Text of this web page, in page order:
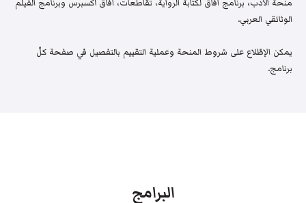
الوثائقي العربي.
يمكن الإطّلاع على شروط المنحة وعملية التقييم بالتفصيل في صفحة كلّ
برنامج.
البرامج